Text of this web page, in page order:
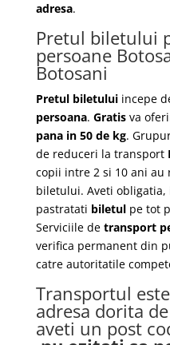
adresa.
Pretul biletului
persoane
Botosani
Pretul biletuluiincepe
persoana. Gratisva
pana in 50 de kg.
de reduceri la transport
copii intre 2 si 10 ani au
biletului. Aveti obligatia,
pastratati biletulpe tot
Serviciile de transport
verifica permanent din
catre autoritatile
Transportul
adresa dorita
aveti un post